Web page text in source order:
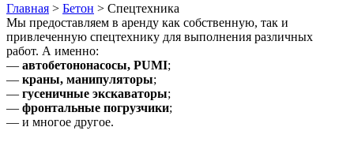
Главная > Бетон > Спецтехника
Мы предоставляем в аренду как собственную, так и
привлеченную спецтехнику для выполнения различных
работ. А именно:
— автобетононасосы, PUMI;
— краны, манипуляторы;
— гусеничные экскаваторы;
— фронтальные погрузчики;
— и многое другое.